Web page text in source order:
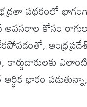
పథకంలో భాగంగా
అవసరాల కోసం
కార్డుదారులకు
ఆర్థిక భారం